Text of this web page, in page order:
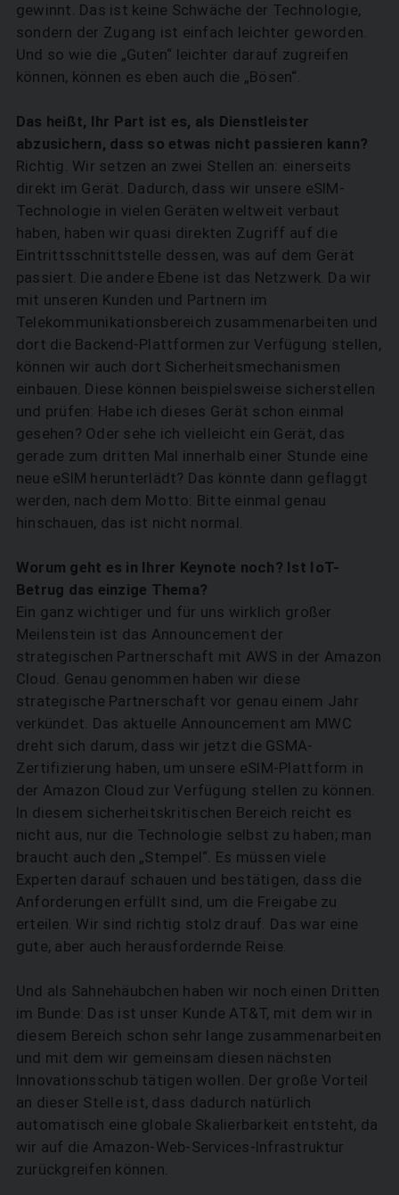
gewinnt. Das ist keine Schwäche der Technologie,
sondern der Zugang ist einfach leichter geworden.
Und so wie die „Guten“ leichter darauf zugreifen
können, können es eben auch die „Bösen“.
Das heißt, Ihr Part ist es, als Dienstleister
abzusichern, dass so etwas nicht passieren kann?
Richtig. Wir setzen an zwei Stellen an: einerseits
direkt im Gerät. Dadurch, dass wir unsere eSIM-
Technologie in vielen Geräten weltweit verbaut
haben, haben wir quasi direkten Zugriff auf die
Eintrittsschnittstelle dessen, was auf dem Gerät
passiert. Die andere Ebene ist das Netzwerk. Da wir
mit unseren Kunden und Partnern im
Telekommunikationsbereich zusammenarbeiten und
dort die Backend-Plattformen zur Verfügung ­stellen,
können wir auch dort Sicherheitsmechanismen
einbauen. Diese können beispielsweise sicherstellen
und prüfen: Habe ich dieses Gerät schon einmal
gesehen? Oder sehe ich vielleicht ein Gerät, das
gerade zum dritten Mal innerhalb einer Stunde eine
neue eSIM herunterlädt? Das könnte dann geflaggt
werden, nach dem Motto: Bitte einmal genau
hinschauen, das ist nicht normal.
Worum geht es in Ihrer Keynote noch? Ist IoT-
Betrug das einzige Thema?
Ein ganz wichtiger und für uns wirklich großer
Meilenstein ist das Announcement der
strategischen Partnerschaft mit AWS in der Amazon
Cloud. Genau genommen haben wir diese
strategische Partnerschaft vor genau einem Jahr
verkündet. Das aktuelle Announcement am MWC
dreht sich darum, dass wir jetzt die GSMA-
Zertifizierung haben, um unsere eSIM-Plattform in
der Amazon Cloud zur Verfügung stellen zu können.
In diesem sicherheitskritischen Bereich reicht es
nicht aus, nur die Technologie selbst zu haben; man
braucht auch den „Stempel“. Es müssen viele
Experten darauf schauen und bestätigen, dass die
Anforderungen erfüllt sind, um die Freigabe zu
erteilen. Wir sind richtig stolz drauf. Das war eine
gute, aber auch herausfordernde Reise.
Und als Sahnehäubchen haben wir noch einen Dritten
im Bunde: Das ist unser Kunde AT&T, mit dem wir in
diesem Bereich schon sehr lange zusammenarbeiten
und mit dem wir gemeinsam diesen nächsten
Innovationsschub tätigen wollen. Der große Vorteil
an dieser Stelle ist, dass dadurch natürlich
automatisch eine globale Skalierbarkeit entsteht, da
wir auf die Amazon-Web-Services-Infrastruktur
zurückgreifen können.